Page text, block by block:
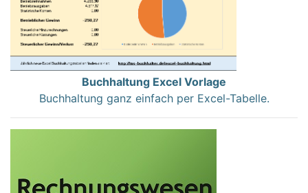
Buchhaltung Excel Vorlage
Buchhaltung ganz einfach per Excel-Tabelle.